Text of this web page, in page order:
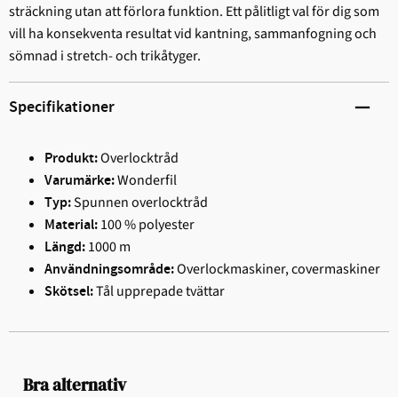
sträckning utan att förlora funktion. Ett pålitligt val för dig som
vill ha konsekventa resultat vid kantning, sammanfogning och
sömnad i stretch- och trikåtyger.
Specifikationer
Produkt:Overlocktråd
Varumärke:Wonderfil
Typ:Spunnen overlocktråd
Material:100 % polyester
Längd:1000 m
Användningsområde:Overlockmaskiner, covermaskiner
Skötsel:Tål upprepade tvättar
Bra alternativ